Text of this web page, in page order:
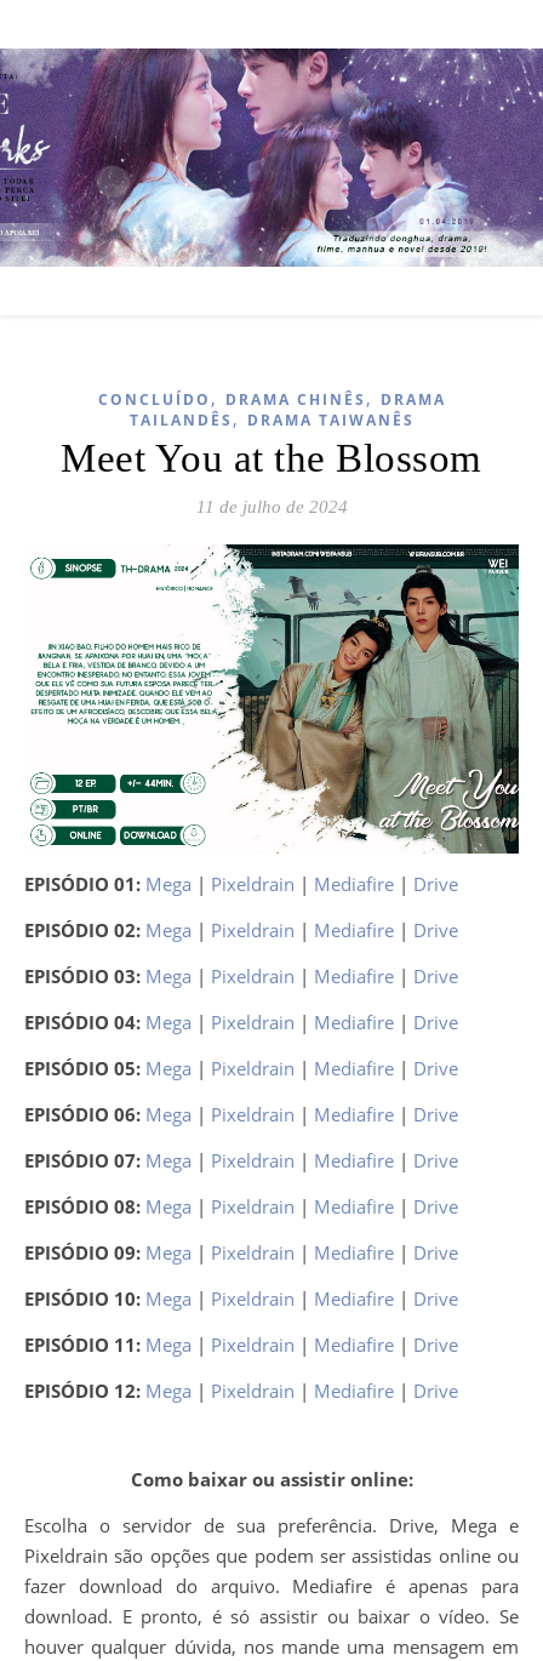
CONCLUÍDO , DRAMA CHINÊS , DRAMA
TAILANDÊS , DRAMA TAIWANÊS
Meet You at the Blossom
11 de julho de 2024
EPISÓDIO 01: Mega | Pixeldrain | Mediafire | Drive
EPISÓDIO 02: Mega | Pixeldrain | Mediafire | Drive
EPISÓDIO 03: Mega | Pixeldrain | Mediafire | Drive
EPISÓDIO 04: Mega | Pixeldrain | Mediafire | Drive
EPISÓDIO 05: Mega | Pixeldrain | Mediafire | Drive
EPISÓDIO 06: Mega | Pixeldrain | Mediafire | Drive
EPISÓDIO 07: Mega | Pixeldrain | Mediafire | Drive
EPISÓDIO 08: Mega | Pixeldrain | Mediafire | Drive
EPISÓDIO 09: Mega | Pixeldrain | Mediafire | Drive
EPISÓDIO 10: Mega | Pixeldrain | Mediafire | Drive
EPISÓDIO 11: Mega | Pixeldrain | Mediafire | Drive
EPISÓDIO 12: Mega | Pixeldrain | Mediafire | Drive
Como baixar ou assistir online:
Escolha o servidor de sua preferência. Drive, Mega e
Pixeldrain são opções que podem ser assistidas online ou
fazer download do arquivo. Mediafire é apenas para
download. E pronto, é só assistir ou baixar o vídeo. Se
houver qualquer dúvida, nos mande uma mensagem em